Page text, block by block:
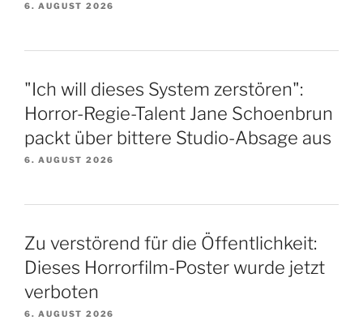
6. AUGUST 2026
"Ich will dieses System zerstören":
Horror-Regie-Talent Jane Schoenbrun
packt über bittere Studio-Absage aus
6. AUGUST 2026
Zu verstörend für die Öffentlichkeit:
Dieses Horrorfilm-Poster wurde jetzt
verboten
6. AUGUST 2026